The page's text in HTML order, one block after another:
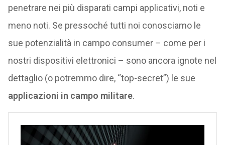
penetrare nei più disparati campi applicativi, noti e
meno noti. Se pressoché tutti noi conosciamo le
sue potenzialità in campo consumer – come per i
nostri dispositivi elettronici – sono ancora ignote nel
dettaglio (o potremmo dire, “top-secret”) le sue
applicazioni in campo militare.